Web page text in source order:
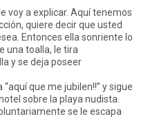
voy a explicar. Aquí tenemos
quiere decir que usted
Entonces ella sonriente lo
una toalla, le tira
y se deja poseer
que me jubilen!!” y sigue
sobre la playa nudista.
se le escapa